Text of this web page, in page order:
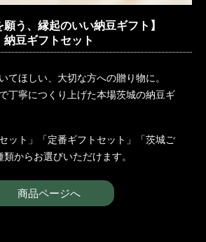
願う、縁起のいい納豆ギフト】
納豆ギフトセット
てほしい、大切な方への贈り物に。
丁寧につくり上げた本場茨城の納豆ギ
ット」「定番ギフトセット」「茨城ご
からお選びいただけます。
商品ページへ